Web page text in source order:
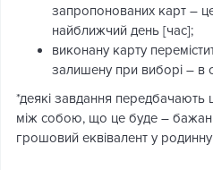
запропонованих карт –
найближчий день [час];
виконану карту
залишену при виборі – в
*деякі завдання передбачають
між собою, що це буде –
грошовий еквівалент у